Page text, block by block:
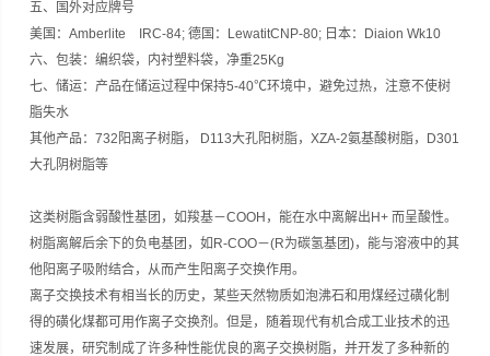
五、国外对应牌号
美国：Amberlite IRC-84; 德国：LewatitCNP-80; 日本：Diaion Wk10
六、包装：编织袋，内衬塑料袋，净重25Kg
七、储运：产品在储运过程中保持5-40℃环境中，避免过热，注意不使树
脂失水
其他产品：732阳离子树脂， D113大孔阳树脂，XZA-2氨基酸树脂，D301
大孔阴树脂等
这类树脂含弱酸性基团，如羧基－COOH，能在水中离解出H+ 而呈酸性。
树脂离解后余下的负电基团，如R-COO－(R为碳氢基团)，能与溶液中的其
他阳离子吸附结合，从而产生阳离子交换作用。
离子交换技术有相当长的历史，某些天然物质如泡沸石和用煤经过磺化制
得的磺化煤都可用作离子交换剂。但是，随着现代有机合成工业技术的迅
速发展，研究制成了许多种性能优良的离子交换树脂，并开发了多种新的